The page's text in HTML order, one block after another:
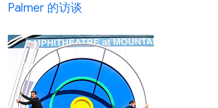
Palmer 的访谈